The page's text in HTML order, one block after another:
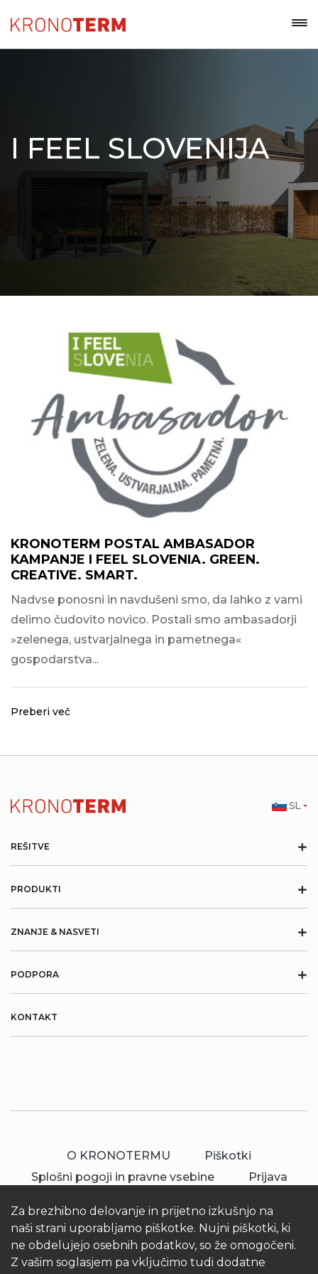
I FEEL SLOVENIJA
KRONOTERM POSTAL AMBASADOR
KAMPANJE I FEEL SLOVENIA. GREEN.
CREATIVE. SMART.
Nadvse ponosni in navdušeni smo, da lahko z vami
delimo čudovito novico. Postali smo ambasadorji
»zelenega, ustvarjalnega in pametnega«
gospodarstva...
Preberi več
Za brezhibno delovanje in prijetno izkušnjo na
naši strani uporabljamo piškotke. Nujni piškotki, ki
ne obdelujejo osebnih podatkov, so že omogočeni.
Z vašim soglasjem pa vključimo tudi dodatne
REŠITVE +
PRODUKTI +
ZNANJE & NASVETI +
PODPORA +
KONTAKT
O KRONOTERMU
Piškotki
Splošni pogoji in pravne vsebine
Prijava
SL